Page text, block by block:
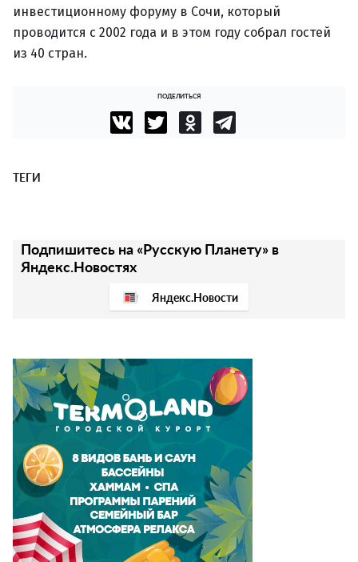
инвестиционному форуму в Сочи, который
проводится с 2002 года и в этом году собрал гостей
из 40 стран.
ПОДЕЛИТЬСЯ
ТЕГИ
Подпишитесь на «Русскую Планету» в
Яндекс.Новостях
Яндекс.Новости